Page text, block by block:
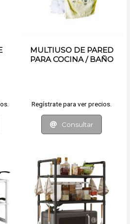
MULTIUSO DE PARED
PARA COCINA / BAÑO
Regístrate para ver precios.
Consultar